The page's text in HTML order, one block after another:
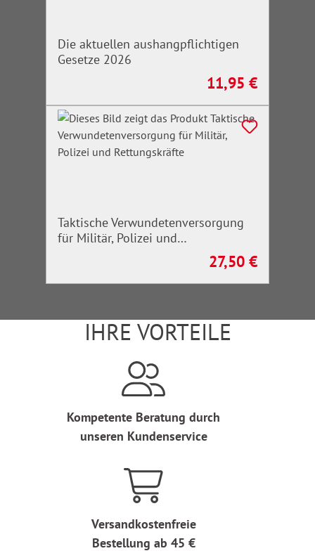
Die aktuellen aushangpflichtigen
Gesetze 2026
Regulärer Preis:
11,95 €
Taktische Verwundetenversorgung
für Militär, Polizei und
Regulärer Preis:
27,50 €
IHRE VORTEILE
Kompetente Beratung durch
unseren Kundenservice
Versandkostenfreie
Bestellung ab 45 €